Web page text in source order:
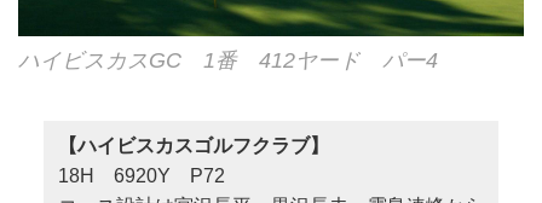
ハイビスカスGC 1番 412ヤード パー4
【ハイビスカスゴルフクラブ】
18H 6920Y P72